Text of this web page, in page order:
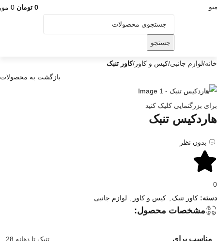
0 0 تومان
جستجو
خانه لوازم جانبی کیس و کاور کاور تنبک
بازگشت به محصولات
برای بزرگنمایی کلیک کنید
هاردکیس تنبک
بدون نظر
0
دسته: کاور تنبک کیس و کاور لوازم جانبی
مشخصات محصول:
مناسب برای تنبک تا دهانه 28